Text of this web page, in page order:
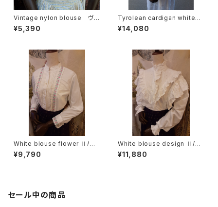
Vintage nylon blouse ヴィ
ンテージナイロンブラウス
¥5,390
Tyrolean cardigan white
チロリアン カーディガン フラ
ワー ホワイト
¥14,080
White blouse flower Ⅱ/ホ
ワイトブラウス花刺繍 Ⅱ
¥9,790
White blouse design Ⅱ/ホ
ワイトブラウスデザインⅡ
¥11,880
セール中の商品